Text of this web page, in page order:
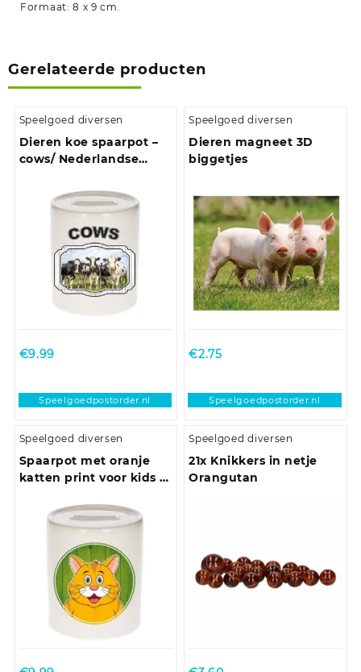
Formaat: 8 x 9 cm.
Gerelateerde producten
Speelgoed diversen
Dieren koe spaarpot –
cows/ Nederlandse
kinderen 9 cm
€9.99
Speelgoedpostorder.nl
Speelgoed diversen
Dieren magneet 3D
biggetjes
€2.75
Speelgoedpostorder.nl
Speelgoed diversen
Spaarpot met oranje
katten print voor kids 9
Speelgoed diversen
21x Knikkers in netje
Orangutan